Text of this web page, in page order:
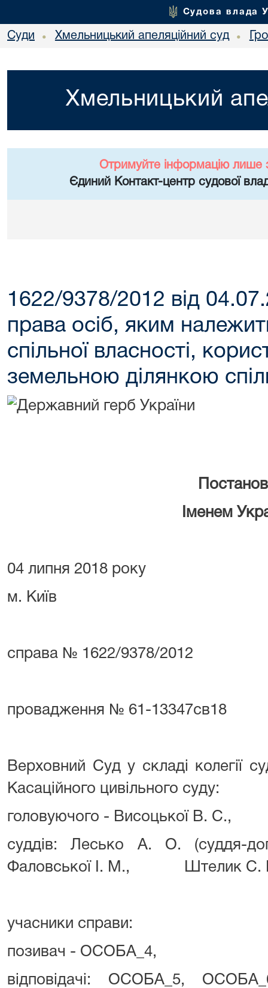
Судова влада
Суди • Хмельницький апеляційний суд •
Хмельницький
Отримуйте інформацію лише
Єдиний Контакт-центр судової
1622/9378/2012 від
права осіб, яким
спільної власності,
земельною ділянкою
Іменем
04 липня 2018 року
м. Київ
справа № 1622/9378/2012
провадження № 61-13347св18
Верховний Суд у складі колегії
Касаційного цивільного суду:
головуючого - Висоцької В. С.,
суддів: Лесько А. О. (суддя-
Фаловської І. М., Штелик С.
учасники справи:
позивач - ОСОБА_4,
відповідачі: ОСОБА_5,